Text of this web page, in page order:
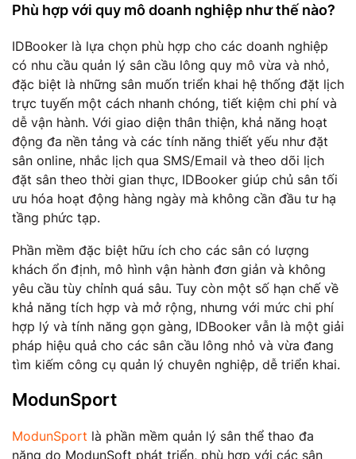
Phù hợp với quy mô doanh nghiệp như thế nào?
IDBooker là lựa chọn phù hợp cho các doanh nghiệp
có nhu cầu quản lý sân cầu lông quy mô vừa và nhỏ,
đặc biệt là những sân muốn triển khai hệ thống đặt lịch
trực tuyến một cách nhanh chóng, tiết kiệm chi phí và
dễ vận hành. Với giao diện thân thiện, khả năng hoạt
động đa nền tảng và các tính năng thiết yếu như đặt
sân online, nhắc lịch qua SMS/Email và theo dõi lịch
đặt sân theo thời gian thực, IDBooker giúp chủ sân tối
ưu hóa hoạt động hàng ngày mà không cần đầu tư hạ
tầng phức tạp.
Phần mềm đặc biệt hữu ích cho các sân có lượng
khách ổn định, mô hình vận hành đơn giản và không
yêu cầu tùy chỉnh quá sâu. Tuy còn một số hạn chế về
khả năng tích hợp và mở rộng, nhưng với mức chi phí
hợp lý và tính năng gọn gàng, IDBooker vẫn là một giải
pháp hiệu quả cho các sân cầu lông nhỏ và vừa đang
tìm kiếm công cụ quản lý chuyên nghiệp, dễ triển khai.
ModunSport
​ModunSport là phần mềm quản lý sân thể thao đa
năng do ModunSoft phát triển, phù hợp với các sân